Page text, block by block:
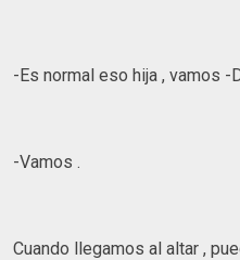
-Es normal eso hija , vamos -
-Vamos .
Cuando llegamos al altar ,